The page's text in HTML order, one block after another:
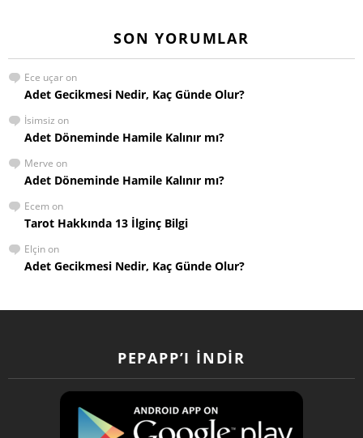
SON YORUMLAR
Ece uçaron
Adet Gecikmesi Nedir, Kaç Günde Olur?
İsimsiz on
Adet Döneminde Hamile Kalınır mı?
Merve on
Adet Döneminde Hamile Kalınır mı?
Ecem on
Tarot Hakkında 13 İlginç Bilgi
Elçinon
Adet Gecikmesi Nedir, Kaç Günde Olur?
PEPAPP’I İNDIR